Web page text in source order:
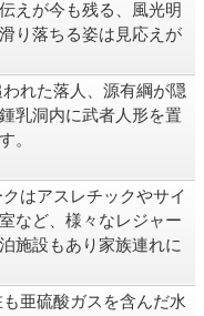
えが今も残る、風光明
り落ちる姿は見応えが
れた落人、源有綱が隠
乳洞内に武者人形を置
。
はアスレチックやサイ
など、様々なレジャー
施設もあり家族連れに
亜硫酸ガスを含んだ水